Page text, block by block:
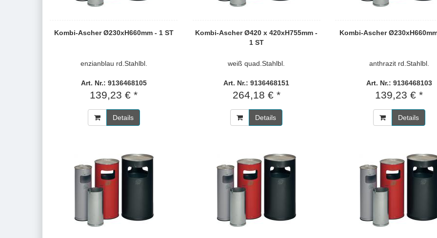
Kombi-Ascher Ø230xH660mm - 1 ST
enzianblau rd.Stahlbl.
Art. Nr.: 9136468105
139,23 € *
Details
Kombi-Ascher Ø420 x 420xH755mm -
1 ST
weiß quad.Stahlbl.
Art. Nr.: 9136468151
264,18 € *
Details
Kombi-Ascher
anthrazit rd.Stahlbl.
Art. Nr.: 9136468103
139,23 € *
Details